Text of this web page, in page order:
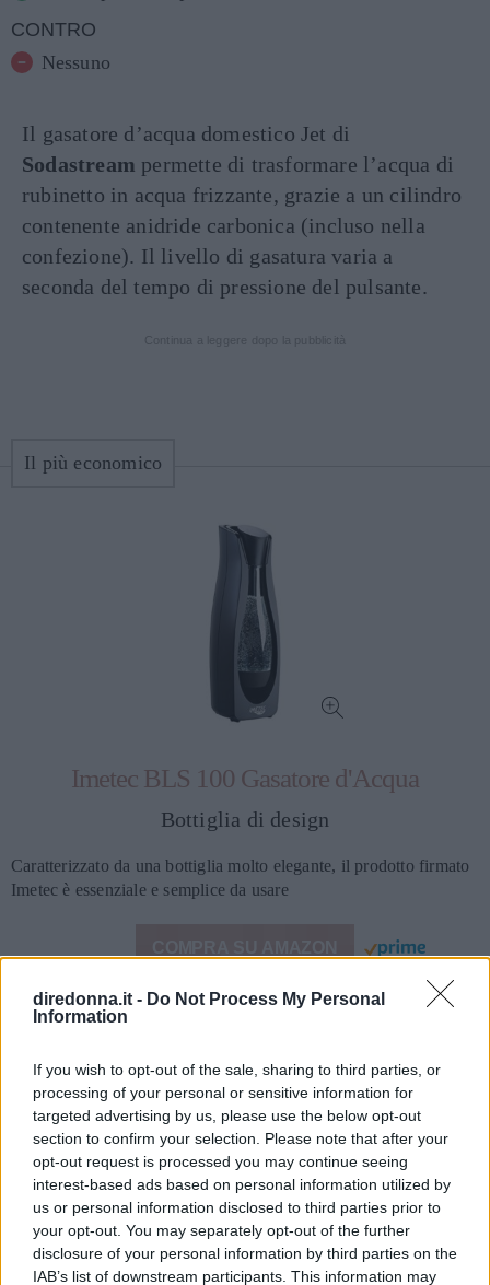
diredonna.it - Do Not Process My Personal
Information
If you wish to opt-out of the sale, sharing to third parties, or
processing of your personal or sensitive information for
targeted advertising by us, please use the below opt-out
section to confirm your selection. Please note that after your
opt-out request is processed you may continue seeing
interest-based ads based on personal information utilized by
us or personal information disclosed to third parties prior to
your opt-out. You may separately opt-out of the further
disclosure of your personal information by third parties on the
IAB’s list of downstream participants. This information may
CONTRO
Nessuno
Il gasatore d’acqua domestico Jet di
Sodastream permette di trasformare l’acqua di
rubinetto in acqua frizzante, grazie a un cilindro
contenente anidride carbonica (incluso nella
confezione). Il livello di gasatura varia a
seconda del tempo di pressione del pulsante.
Il più economico
Imetec BLS 100 Gasatore d'Acqua
Bottiglia di design
Caratterizzato da una bottiglia molto elegante, il prodotto firmato
Imetec è essenziale e semplice da usare
Silhouette elegante
3 livelli di gasatura
Senza corrente e senza batterie
CONTRO
Nessuno